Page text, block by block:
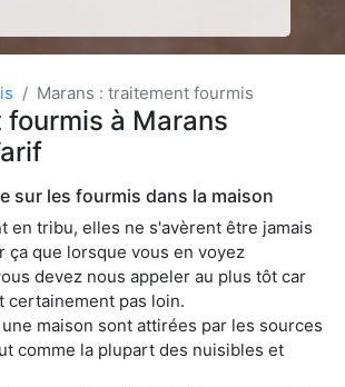
Marans : traitement fourmis
à Marans
sur les fourmis dans la maison
en tribu, elles ne s'avèrent être jamais
ça que lorsque vous en voyez
devez nous appeler au plus tôt car
certainement pas loin.
maison sont attirées par les sources
comme la plupart des nuisibles et